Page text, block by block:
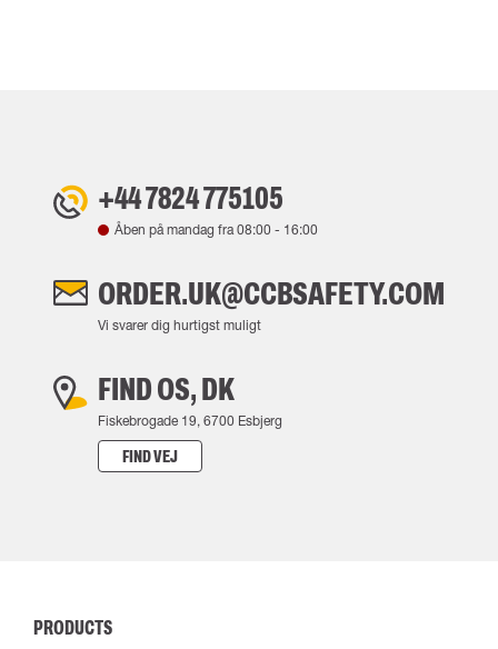
+44 7824 775105
Åben på mandag fra08:00 - 16:00
ORDER.UK@CCBSAFETY.COM
Vi svarer dig hurtigst muligt
FIND OS, DK
Fiskebrogade 19, 6700 Esbjerg
FIND VEJ
PRODUCTS